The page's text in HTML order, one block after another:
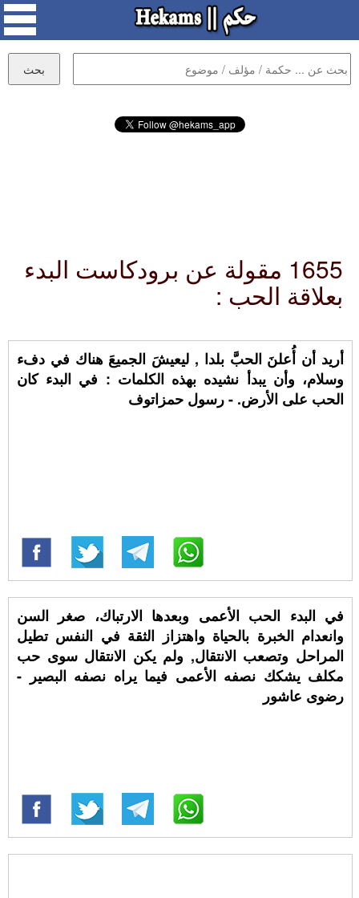
1655 مقولة عن برودكاست البدء
بعلاقة الحب :
أريد أن أُعلنَ الحبَّ بلدا , ليعيشَ الجميعَ هناك في دفء
وسلام، وأن يبدأ نشيده بهذه الكلمات : في البدء كان
الحب على الأرض. - رسول حمزاتوف
في البدء الحب الأعمى وبعدها الارتباك، صغر السن
وانعدام الخبرة بالحياة واهتزاز الثقة في النفس تطيل
المراحل وتصعب الانتقال, ولم يكن الانتقال سوى حب
مكلف يشكك نصفه الأعمى فيما يراه نصفه البصير -
رضوى عاشور